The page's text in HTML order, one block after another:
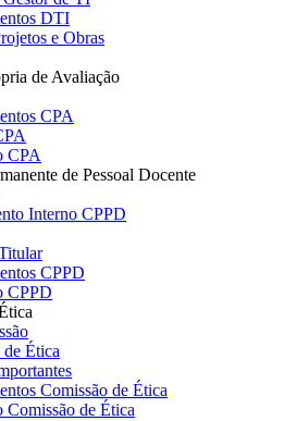
DTI
e Obras
de Avaliação
CPA
CPA
de Pessoal Docente
Interno CPPD
CPPD
CPPD
Ética
Comissão de Ética
Comissão de Ética